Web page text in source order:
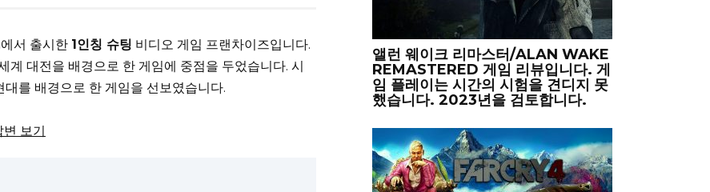
서 출시한 1인칭 슈팅 비디오 게임 프랜차이즈입니다.
대전을 배경으로 한 게임에 중점을 두었습니다. 시
를 배경으로 한 게임을 선보였습니다.
보기
앨런 웨이크 리마스터/ALAN WAKE
REMASTERED 게임 리뷰입니다. 게
임 플레이는 시간의 시험을 견디지 못
했습니다. 2023년을 검토합니다.